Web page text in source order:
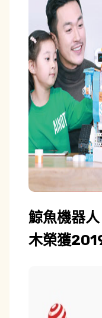
鯨魚機器人
木榮獲